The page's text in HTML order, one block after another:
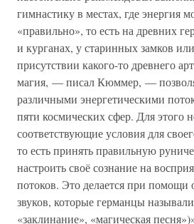
гимнастику в местах, где энергия
«правильно», то есть на древних
и курганах, у старинных замков
присутствии какого-то древнего
магия, — писал Кюммер, —
различными энергетическими
пяти космических сфер. Для этого
соответствующие условия для
то есть принять правильную
настроить своё сознание на
потоков. Это делается при помощи
звуков, которые германцы
«заклинание», «магическая